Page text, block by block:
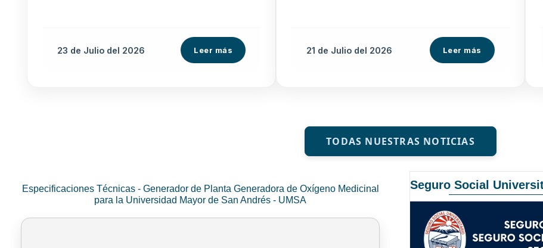
23 de Julio del 2026 Leer más 21 de Julio del 2026 Leer más
TODAS NUESTRAS NOTICIAS
Especificaciones Técnicas - Generador de Planta Generadora de Oxígeno Medicinal
para la Universidad Mayor de San Andrés - UMSA
Seguro Social